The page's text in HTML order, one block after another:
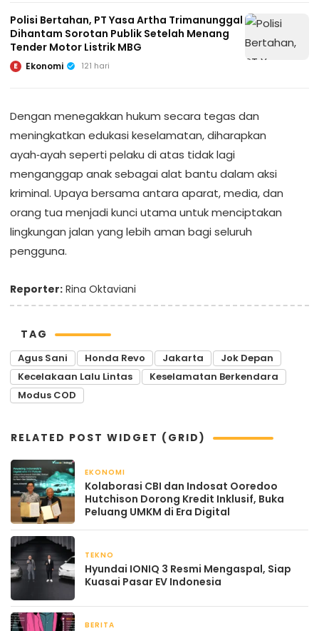
Polisi Bertahan, PT Yasa Artha Trimanunggal
Dihantam Sorotan Publik Setelah Menang
Tender Motor Listrik MBG
E Ekonomi 121 hari
Dengan menegakkan hukum secara tegas dan
meningkatkan edukasi keselamatan, diharapkan
ayah‑ayah seperti pelaku di atas tidak lagi
menganggap anak sebagai alat bantu dalam aksi
kriminal. Upaya bersama antara aparat, media, dan
orang tua menjadi kunci utama untuk menciptakan
lingkungan jalan yang lebih aman bagi seluruh
pengguna.
Reporter: Rina Oktaviani
TAG
Agus Sani Honda Revo Jakarta
Jok Depan
Kecelakaan Lalu Lintas
Keselamatan Berkendara
Modus COD
RELATED POST WIDGET (GRID)
EKONOMI
Kolaborasi CBI dan Indosat Ooredoo
Hutchison Dorong Kredit Inklusif, Buka
Peluang UMKM di Era Digital
TEKNO
Hyundai IONIQ 3 Resmi Mengaspal, Siap
Kuasai Pasar EV Indonesia
BERITA